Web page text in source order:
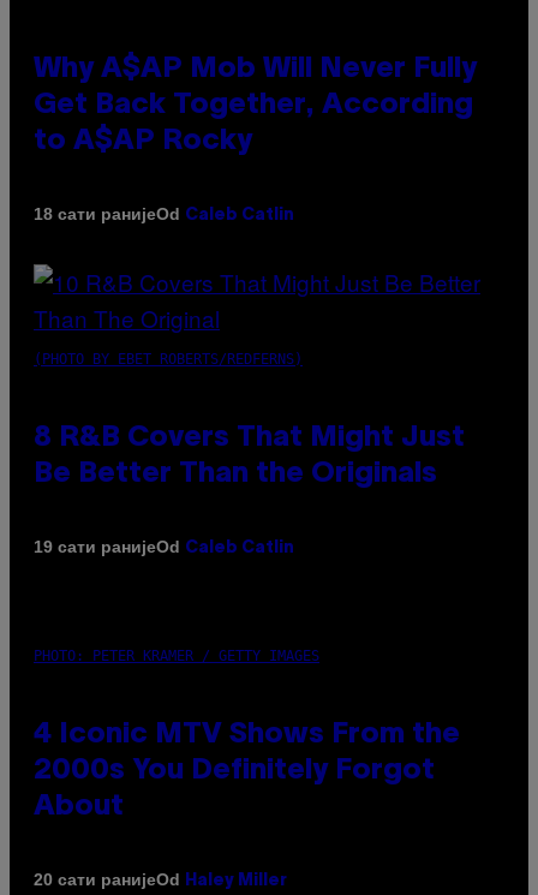
Why A$AP Mob Will Never Fully
Get Back Together, According
to A$AP Rocky
18 сати ранијеOd Caleb Catlin
(PHOTO BY EBET ROBERTS/REDFERNS)
8 R&B Covers That Might Just
Be Better Than the Originals
19 сати ранијеOd Caleb Catlin
PHOTO: PETER KRAMER / GETTY IMAGES
4 Iconic MTV Shows From the
2000s You Definitely Forgot
About
20 сати ранијеOd Haley Miller